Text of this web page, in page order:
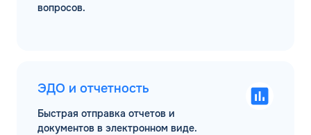
вопросов.
ЭДО и отчетность
Быстрая отправка отчетов и
документов в электронном виде.